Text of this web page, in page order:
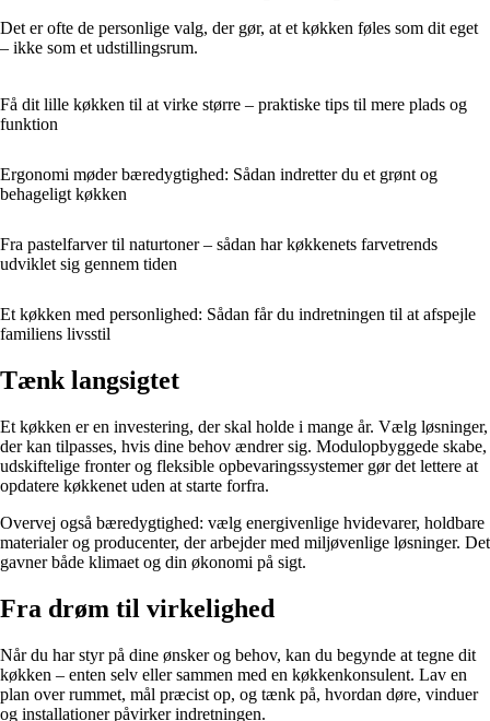
Det er ofte de personlige valg, der gør, at et køkken føles som dit eget
– ikke som et udstillingsrum.
Få dit lille køkken til at virke større – praktiske tips til mere plads og
funktion
Ergonomi møder bæredygtighed: Sådan indretter du et grønt og
behageligt køkken
Fra pastelfarver til naturtoner – sådan har køkkenets farvetrends
udviklet sig gennem tiden
Et køkken med personlighed: Sådan får du indretningen til at afspejle
familiens livsstil
Tænk langsigtet
Et køkken er en investering, der skal holde i mange år. Vælg løsninger,
der kan tilpasses, hvis dine behov ændrer sig. Modulopbyggede skabe,
udskiftelige fronter og fleksible opbevaringssystemer gør det lettere at
opdatere køkkenet uden at starte forfra.
Overvej også bæredygtighed: vælg energivenlige hvidevarer, holdbare
materialer og producenter, der arbejder med miljøvenlige løsninger. Det
gavner både klimaet og din økonomi på sigt.
Fra drøm til virkelighed
Når du har styr på dine ønsker og behov, kan du begynde at tegne dit
køkken – enten selv eller sammen med en køkkenkonsulent. Lav en
plan over rummet, mål præcist op, og tænk på, hvordan døre, vinduer
og installationer påvirker indretningen.